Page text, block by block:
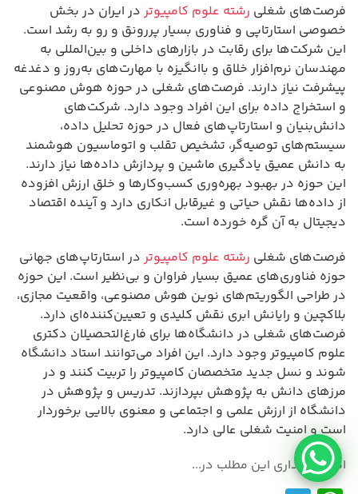
فرصت‌های شغلی رشته علوم کامپیوتر در ایران در بخش
خصوصی استارتاپی و فناوری بسیار پررونق و رو به رشد است.
این شرکت‌ها برای رقابت در بازارهای داخلی و بین‌المللی به
مهندسان نرم‌افزار خلاق و باانگیزه با مهارت‌های به‌روز و دغدغه
پیشرفت نیاز دارند. فرصت‌های شغلی در حوزه هوش مصنوعی
و استخراج داده برای این افراد وجود دارد. شرکت‌های
دانش‌بنیان و استارتاپ‌های فعال در حوزه تحلیل داده،
سیستم‌های توصیه‌گر، تشخیص تقلب و اتوماسیون هوشمند
به دانش عمیق یادگیری ماشین و پردازش داده‌ها نیاز دارند.
این حوزه در بهبود بهره‌وری کسب‌وکارها و خلق ارزش افزوده
از داده‌ها نقش حیاتی و غیرقابل انکاری دارد و آینده اقتصاد
دیجیتال به آن گره خورده است.
فرصت‌های شغلی رشته علوم کامپیوتر در استارتاپ‌های جهانی
حوزه فناوری‌های عمیق بسیار فراوان و بی‌نظیر است. این حوزه
در طراحی الگوریتم‌های نوین هوش مصنوعی، واقعیت مجازی،
بلاکچین و رایانش ابری نقش کلیدی و تعیین‌کننده‌ای دارد.
فرصت‌های شغلی در دانشگاه‌ها برای فارغ‌التحصیلان دکتری
علوم کامپیوتر وجود دارد. این افراد می‌توانند استاد دانشگاه
شوند و نسل جدید متخصصان کامپیوتر را تربیت کنند و در
مرزهای دانش به پژوهش بپردازند. تدریس و پژوهش در
دانشگاه از ارزش علمی و اجتماعی و معنوی بالایی برخوردار
است و امنیت شغلی عالی دارد.
اشتراک گذاری این مطلب در...